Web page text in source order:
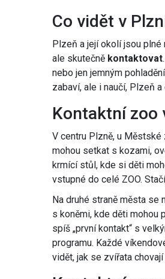
Co vidět v
Plzeň a její okolí jsou
ale skutečně kontaktovat
nebo jen jemným
zabaví, ale i naučí, Plzeň
Kontaktní zoo
V centru Plzně, u Městské
mohou setkat s kozami,
krmící stůl, kde si děti
vstupné do celé ZOO.
Na druhé straně města se
s koněmi, kde děti mohou
spíš „první kontakt“ s
programu. Každé
vidět, jak se zvířata chovají